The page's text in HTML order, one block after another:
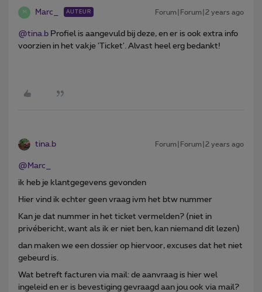
M Marc_ AUTEUR Forum|Forum|2 years ago
@tina.b Profiel is aangevuld bij deze, en er is ook extra info
voorzien in het vakje 'Ticket'. Alvast heel erg bedankt!
tina.b Forum|Forum|2 years ago
@Marc_
ik heb je klantgegevens gevonden
Hier vind ik echter geen vraag ivm het btw nummer
Kan je dat nummer in het ticket vermelden? (niet in
privébericht, want als ik er niet ben, kan niemand dit lezen)
dan maken we een dossier op hiervoor, excuses dat het niet
gebeurd is.
Wat betreft facturen via mail: de aanvraag is hier wel
ingeleid en er is bevestiging gevraagd aan jou ook via mail?